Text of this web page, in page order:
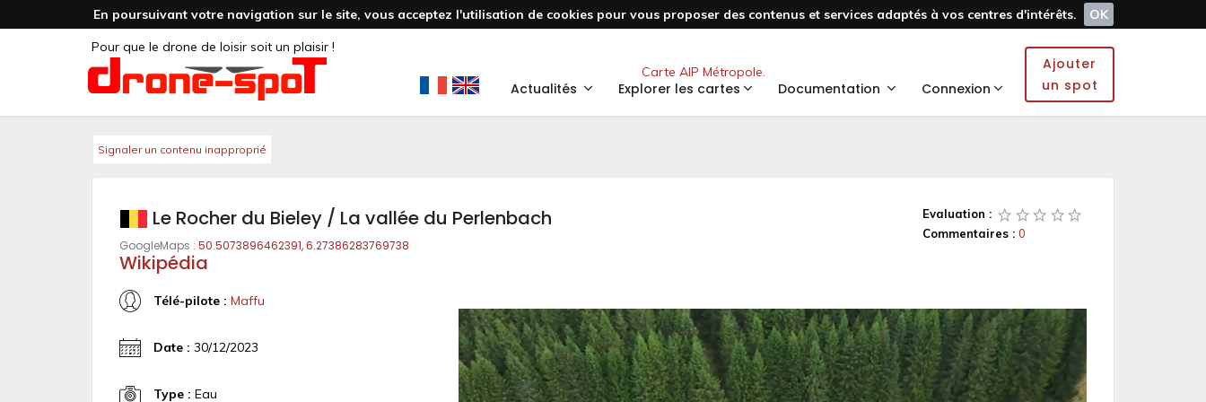
En poursuivant votre navigation sur le site, vous acceptez l'utilisation de cookies pour vous proposer des contenus et services adaptés à vos centres d'intérêts.
OK
Pour que le drone de loisir soit un plaisir !
Carte AIP Métropole.
Actualités Explorer les cartes Documentation Connexion
Ajouter
un spot
Signaler un contenu inapproprié
Evaluation :
Commentaires : 0
Le Rocher du Bieley / La vallée du Perlenbach
GoogleMaps : 50.5073896462391, 6.27386283769738
Wikipédia
Télé-pilote : Maffu
Date : 30/12/2023
Type : Eau